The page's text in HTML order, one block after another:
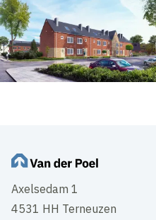
Axelsedam 1
4531 HH Terneuzen